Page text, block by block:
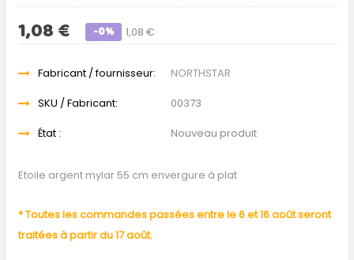
1,08 €
1,08 € -0%
Fabricant / fournisseur:
NORTHSTAR
SKU / Fabricant:
00373
État :
Nouveau produit
Etoile argent mylar 55 cm envergure à plat
* Toutes les commandes passées entre le 6 et 16 août seront
traitées à partir du 17 août.